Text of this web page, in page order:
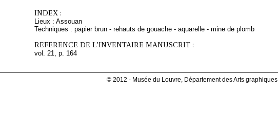
INDEX :
Lieux : Assouan
Techniques : papier brun - rehauts de gouache - aquarelle - mine de plomb
REFERENCE DE L'INVENTAIRE MANUSCRIT :
vol. 21, p. 164
© 2012 - Musée du Louvre, Département des Arts graphiques